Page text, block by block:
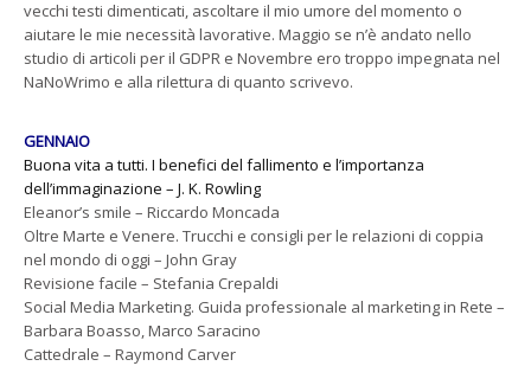
vecchi testi dimenticati, ascoltare il mio umore del momento o
aiutare le mie necessità lavorative. Maggio se n’è andato nello
studio di articoli per il GDPR e Novembre ero troppo impegnata nel
NaNoWrimo e alla rilettura di quanto scrivevo.
GENNAIO
Buona vita a tutti. I benefici del fallimento e l’importanza
dell’immaginazione – J. K. Rowling
Eleanor’s smile – Riccardo Moncada
Oltre Marte e Venere. Trucchi e consigli per le relazioni di coppia
nel mondo di oggi – John Gray
Revisione facile – Stefania Crepaldi
Social Media Marketing. Guida professionale al marketing in Rete –
Barbara Boasso, Marco Saracino
Cattedrale – Raymond Carver